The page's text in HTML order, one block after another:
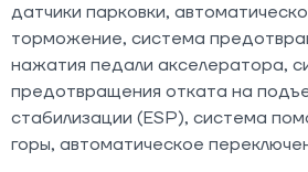
датчики парковки,
торможение, система
нажатия педали акселератора,
предотвращения отката на
стабилизации (ESP), система
горы, автоматическое